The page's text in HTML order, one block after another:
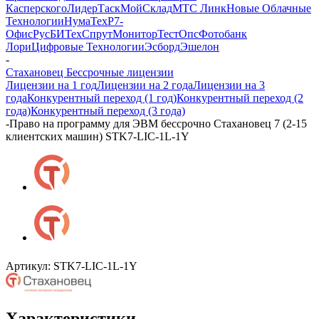
КасперскогоЛидерТаскМойСкладМТС ЛинкНовые Облачные
ТехнологииНумаТехР7-
ОфисРусБИТехСпрутМониторТестОпсФотобанк
ЛориЦифровые ТехнологииЭсбордЭшелон
-
Стахановец Бессрочные лицензии
Лицензии на 1 годЛицензии на 2 годаЛицензии на 3
годаКонкурентный переход (1 год)Конкурентный переход (2
года)Конкурентный переход (3 года)
-Право на программу для ЭВМ бессрочно Стахановец 7 (2-15
клиентских машин) STK7-LIC-1L-1Y
Артикул: STK7-LIC-1L-1Y